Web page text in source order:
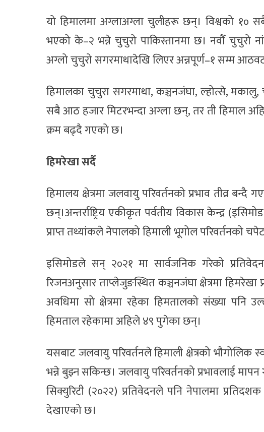
यो हिमालमा अग्लाअग्ला चुलीहरू छन्। विश्वको १०
भएको के–२ भन्ने चुचुरो पाकिस्तानमा छ। नवौँ चुचुरो
अग्लो चुचुरो सगरमाथादेखि लिएर अन्नपूर्ण–१ सम्म
हिमालका चुचुरा सगरमाथा, कञ्चनजंघा, ल्होत्से,
सबै आठ हजार मिटरभन्दा अग्ला छन्, तर ती हिमाल
क्रम बढ्दै गएको छ।
हिमरेखा सर्दै
हिमालय क्षेत्रमा जलवायु परिवर्तनको प्रभाव तीव्र
छन्।अन्तर्राष्ट्रिय एकीकृत पर्वतीय विकास केन्द्र
प्राप्त तथ्यांकले नेपालको हिमाली भूगोल परिवर्तनको
इसिमोडले सन् २०२१ मा सार्वजनिक गरेको
रिजनअनुसार ताप्लेजुङस्थित कञ्चनजंघा क्षेत्रमा
अवधिमा सो क्षेत्रमा रहेका हिमतालको संख्या पनि
हिमताल रहेकामा अहिले ४९ पुगेका छन्।
यसबाट जलवायु परिवर्तनले हिमाली क्षेत्रको भौगोलिक
भन्ने बुझ्न सकिन्छ। जलवायु परिवर्तनको प्रभावलाई
सिक्युरिटी (२०२२) प्रतिवेदनले पनि नेपालमा
देखाएको छ।